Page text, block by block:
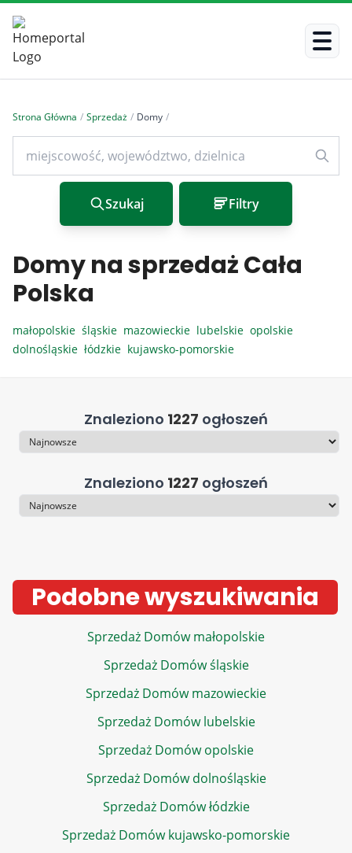
Strona Główna / Sprzedaż / Domy /
Szukaj Filtry
Domy na sprzedaż Cała
Polska
małopolskie śląskie mazowieckie lubelskie opolskie
dolnośląskie łódzkie kujawsko-pomorskie
Znaleziono 1227 ogłoszeń
Sortowanie
Znaleziono 1227 ogłoszeń
Sortowanie
Podobne wyszukiwania
Sprzedaż Domów małopolskie
Sprzedaż Domów śląskie
Sprzedaż Domów mazowieckie
Sprzedaż Domów lubelskie
Sprzedaż Domów opolskie
Sprzedaż Domów dolnośląskie
Sprzedaż Domów łódzkie
Sprzedaż Domów kujawsko-pomorskie